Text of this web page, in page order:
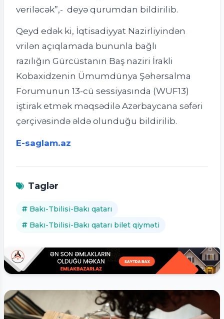
veriləcək”,- deyə qurumdan bildirilib.
Qeyd edək ki, İqtisadiyyat Nazirliyindən
vrilən açıqlamada bununla bağlı
razılığın Gürcüstanın Baş naziri İrakli
Kobaxidzenin Ümumdünya Şəhərsalma
Forumunun 13-cü sessiyasında (WUF13)
iştirak etmək məqsədilə Azərbaycana səfəri
çərçivəsində əldə olunduğu bildirilib.
E-saglam.az
Taglər
Bakı-Tbilisi-Bakı qatarı
Bakı-Tbilisi-Bakı qatarı bilet qiyməti